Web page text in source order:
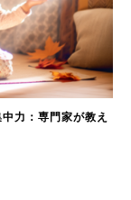
力：専門家が教え